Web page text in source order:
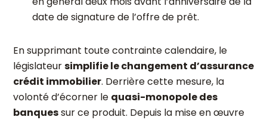
date de signature de l’offre de prêt.
En supprimant toute contrainte calendaire, le
législateursimplifie le changement d’assurance
crédit immobilier. Derrière cette mesure, la
volonté d’écorner le quasi-monopole des
banquessur ce produit. Depuis la mise en œuvre